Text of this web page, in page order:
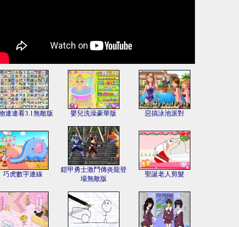
連連看3.1無敵版 嬰兒洗澡豪華版 惡搞泳池派對
巧虎數字連線
鎧甲勇士激鬥傳炎龍登
場無敵版
聖誕老人剪髮